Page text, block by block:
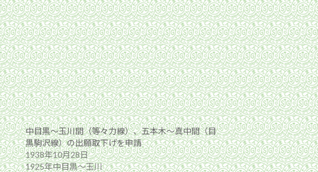
中目黒〜玉川間（等々力線）、五本木〜真中間（目
黒駒沢線）の出願取下げを申請
1938年10月28日
1925年中目黒〜玉川